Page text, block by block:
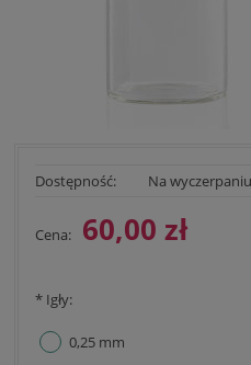
Dostępność: Na wyczerpaniu
Cena: 60,00 zł
* Igły:
0,25 mm